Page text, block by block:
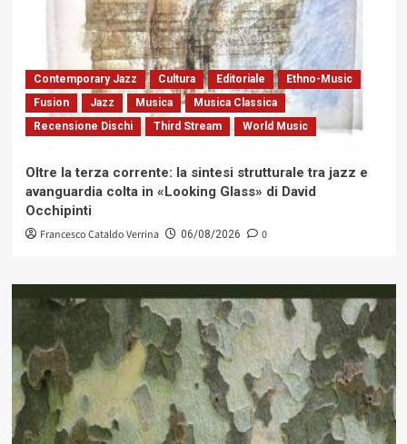
Contemporary Jazz Cultura Editoriale
Ethno-Music
Fusion
Jazz Musica
Musica Classica
Recensione Dischi
Third Stream World Music
Oltre la terza corrente: la sintesi strutturale tra jazz e
avanguardia colta in «Looking Glass» di David
Occhipinti
Francesco Cataldo Verrina 06/08/2026 0